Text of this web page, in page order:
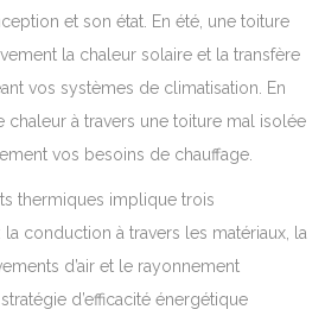
et son état. En été, une toiture
la chaleur solaire et la transfère
vos systèmes de climatisation. En
chaleur à travers une toiture mal isolée
vos besoins de chauffage.
thermiques implique trois
conduction à travers les matériaux, la
d’air et le rayonnement
d’efficacité énergétique